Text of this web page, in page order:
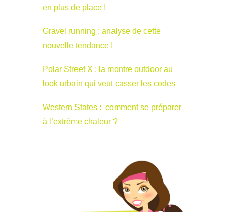
en plus de place !
Gravel running : analyse de cette
nouvelle tendance !
Polar Street X : la montre outdoor au
look urbain qui veut casser les codes
Western States : comment se préparer
à l’extrême chaleur ?